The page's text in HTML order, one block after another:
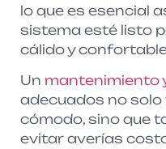
lo que es esencial
sistema esté listo
cálido y
Un mantenimiento
adecuados no
cómodo, sino que
evitar averías